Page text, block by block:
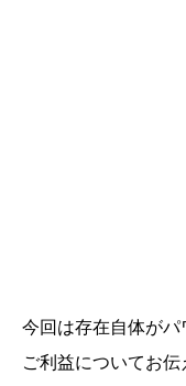
今回は存在自体が
ご利益についてお